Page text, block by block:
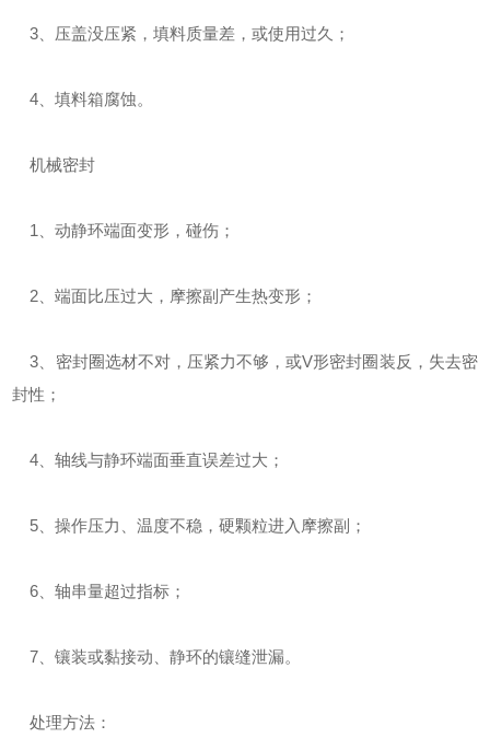
3、压盖没压紧，填料质量差，或使用过久；
4、填料箱腐蚀。
机械密封
1、动静环端面变形，碰伤；
2、端面比压过大，摩擦副产生热变形；
3、密封圈选材不对，压紧力不够，或V形密封圈装反，失去密
封性；
4、轴线与静环端面垂直误差过大；
5、操作压力、温度不稳，硬颗粒进入摩擦副；
6、轴串量超过指标；
7、镶装或黏接动、静环的镶缝泄漏。
处理方法：